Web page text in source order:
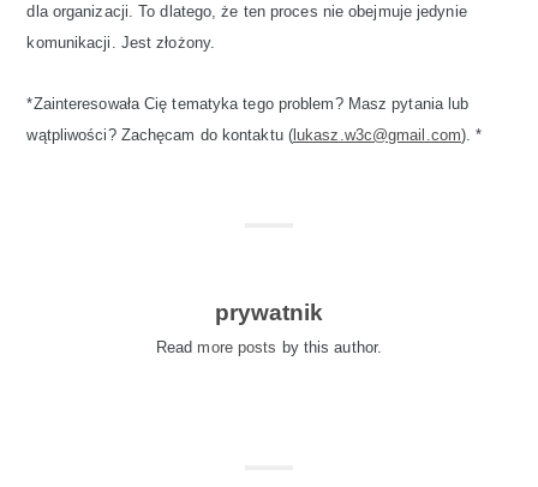
dla organizacji. To dlatego, że ten proces nie obejmuje jedynie
komunikacji. Jest złożony.
*Zainteresowała Cię tematyka tego problem? Masz pytania lub
wątpliwości? Zachęcam do kontaktu (lukasz.w3c@gmail.com). *
prywatnik
Read more posts by this author.